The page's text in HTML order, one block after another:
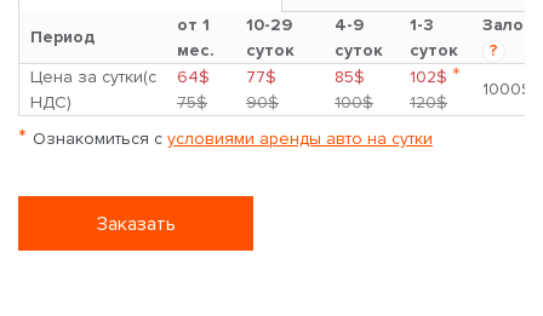
Период
от 1
мес.
10-29
суток
4-9
суток
1-3
суток
Залог
?
Цена за сутки(с
НДС)
64$
75$
77$
90$
85$
100$
102$ *
120$
1000$
* Ознакомиться с условиями аренды авто на сутки
Заказать